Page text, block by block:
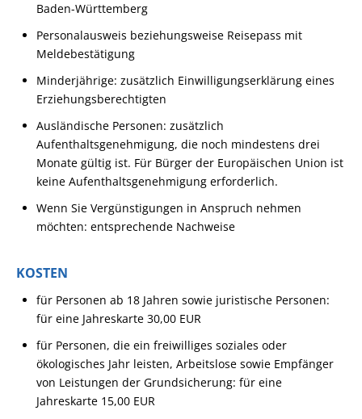
Baden-Württemberg
Personalausweis beziehungsweise Reisepass mit
Meldebestätigung
Minderjährige: zusätzlich Einwilligungserklärung eines
Erziehungsberechtigten
Ausländische Personen: zusätzlich
Aufenthaltsgenehmigung, die noch mindestens drei
Monate gültig ist. Für Bürger der Europäischen Union ist
keine Aufenthaltsgenehmigung erforderlich.
Wenn Sie Vergünstigungen in Anspruch nehmen
möchten: entsprechende Nachweise
KOSTEN
für Personen ab 18 Jahren sowie juristische Personen:
für eine Jahreskarte 30,00 EUR
für Personen, die ein freiwilliges soziales oder
ökologisches Jahr leisten, Arbeitslose sowie Empfänger
von Leistungen der Grundsicherung: für eine
Jahreskarte 15,00 EUR